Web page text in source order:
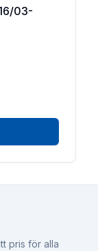
03-
pris för alla